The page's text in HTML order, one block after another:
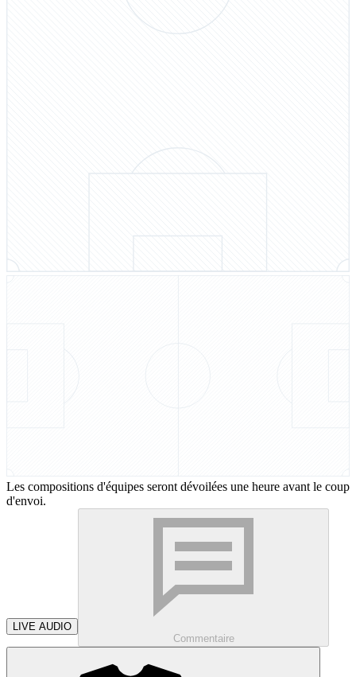
Les compositions d'équipes seront dévoilées une heure avant le coup
d'envoi.
LIVE AUDIO
Commentaire